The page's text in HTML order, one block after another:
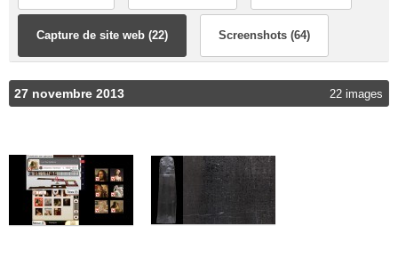
Capture de site web (22) Screenshots (64)
27 novembre 2013 22 images